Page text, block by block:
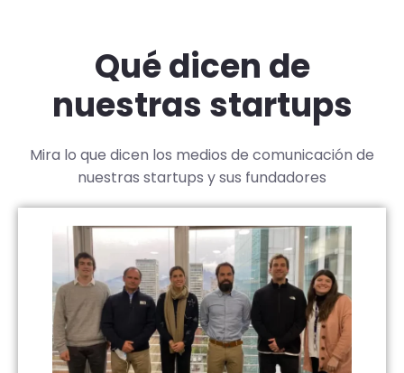
Qué dicen de
nuestras startups
Mira lo que dicen los medios de comunicación de
nuestras startups y sus fundadores